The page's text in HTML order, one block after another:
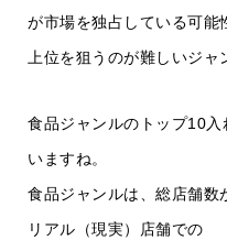
が市場を独占している可能
上位を狙うのが難しいジャ
食品ジャンルのトップ10
いますね。
食品ジャンルは、総店舗数
リアル（現実）店舗での